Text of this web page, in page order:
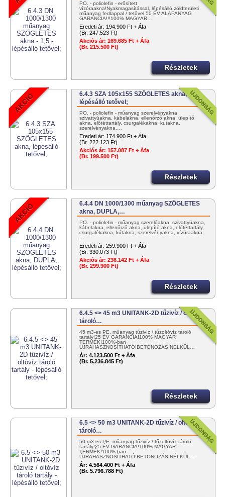
PO. - poliolefin - erősített
vízóraakna!Nyakmagasítással, lépésálló zöldterületi
műanyag fedlappal / tetővel.50 ÉV ALAPANYAG
GARANCIA!!!100% MAGYAR…
Eredeti ár: 194.900 Ft + Áfa
(Br. 247.523 Ft)
Akciós ár: 169.685 Ft + Áfa
(Br. 215.500 Ft)
Részletek
6.4.3 SZA 105x155 SZÖGLETES akna,
lépésálló tetővel;
PO. - poliolefin - műanyag szerelvényakna,
szivattyúakna, kábelakna, ellenőrző akna, ülepítő
akna, előtéttartály, csurgalékakna, kútakna,
szerelvényakna,…
Eredeti ár: 174.900 Ft + Áfa
(Br. 222.123 Ft)
Akciós ár: 157.087 Ft + Áfa
(Br. 199.500 Ft)
Részletek
6.4.4 DN 1000/1300 műanyag SZÖGLETES
akna, DUPLA,…
PO. - poliolefin - műanyag szerelőakna, szivattyúakna,
kábelakna, ellenőrző akna, ülepítő akna, előtéttartály,
csurgalékakna, kútakna, szerelvényakna, vízóraakna,
…
Eredeti ár: 259.900 Ft + Áfa
(Br. 330.073 Ft)
Akciós ár: 236.142 Ft + Áfa
(Br. 299.900 Ft)
Részletek
6.4.5 <> 45 m3 UNITANK-2D tűzivíz / oltóvíz
tároló…
45 m3-es PE. műanyag tűzivíz / tűzoltóvíz tároló
tartály!25 ÉV GARANCIA!100% MAGYAR
TERMÉK!100%-ban
ÚJRAHASZNOSÍTHATÓ!BETONOZÁS NÉLKÜL…
Ár: 4.123.500 Ft + Áfa
(Br. 5.236.845 Ft)
Részletek
6.5 <> 50 m3 UNITANK-2D tűzivíz / oltóvíz
tároló…
50 m3-es PE. műanyag tűzivíz / tűzoltóvíz tároló
tartály!25 ÉV GARANCIA!100% MAGYAR
TERMÉK!100%-ban
ÚJRAHASZNOSÍTHATÓ!BETONOZÁS NÉLKÜL…
Ár: 4.564.400 Ft + Áfa
(Br. 5.796.788 Ft)